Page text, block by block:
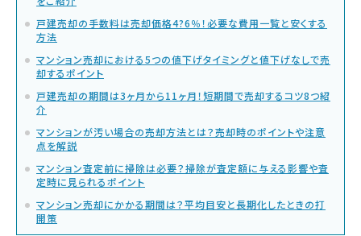
戸建売却の手数料は売却価格4?6％！必要な費用一覧と安くする
方法
マンション売却における5つの値下げタイミングと値下げなしで売
却するポイント
戸建売却の期間は3ヶ月から11ヶ月！短期間で売却するコツ8つ紹
介
マンションが汚い場合の売却方法とは？売却時のポイントや注意
点を解説
マンション査定前に掃除は必要？掃除が査定額に与える影響や査
定時に見られるポイント
マンション売却にかかる期間は？平均目安と長期化したときの打
開策